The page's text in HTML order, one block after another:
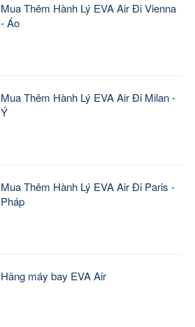
Mua Thêm Hành Lý EVA Air Đi Vienna
- Áo
Mua Thêm Hành Lý EVA Air Đi Milan -
Ý
Mua Thêm Hành Lý EVA Air Đi Paris -
Pháp
Hãng máy bay EVA Air